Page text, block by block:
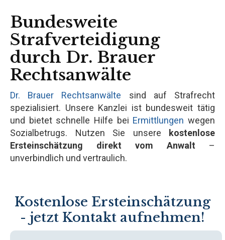
Bundesweite
Strafverteidigung
durch Dr. Brauer
Rechtsanwälte
Dr. Brauer Rechtsanwälte sind auf Strafrecht
spezialisiert. Unsere Kanzlei ist bundesweit tätig
und bietet schnelle Hilfe bei Ermittlungen wegen
Sozialbetrugs. Nutzen Sie unsere kostenlose
Ersteinschätzung direkt vom Anwalt –
unverbindlich und vertraulich.
Kostenlose Ersteinschätzung
- jetzt Kontakt aufnehmen!